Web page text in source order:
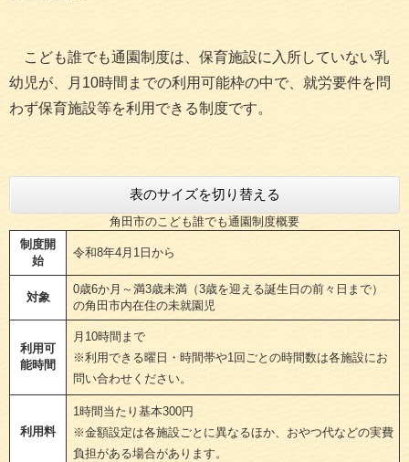
こども誰でも通園制度は、保育施設に入所していない乳
幼児が、月10時間までの利用可能枠の中で、就労要件を問
わず保育施設等を利用できる制度です。
表のサイズを切り替える
角田市のこども誰でも通園制度概要
制度開
始
令和8年4月1日から
対象
0歳6か月～満3歳未満（3歳を迎える誕生日の前々日まで）
の角田市内在住の未就園児
利用可
能時間
月10時間まで
※利用できる曜日・時間帯や1回ごとの時間数は各施設にお
問い合わせください。
利用料
1時間当たり基本300円
※金額設定は各施設ごとに異なるほか、おやつ代などの実費
負担がある場合があります。